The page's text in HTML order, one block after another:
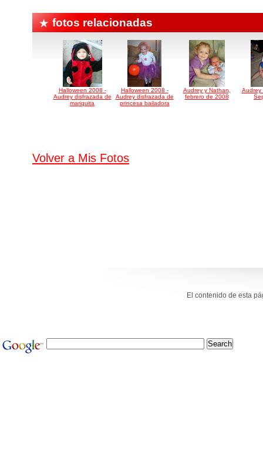
fotos relacionadas
Halloween 2008 -
Audrey disfrazada de
mariquita
Halloween 2008 -
Audrey disfrazada de
princesa bailadora
Audrey y Nathan,
febrero de 2008
Audrey
Volver a Mis Fotos
El contenido de esta